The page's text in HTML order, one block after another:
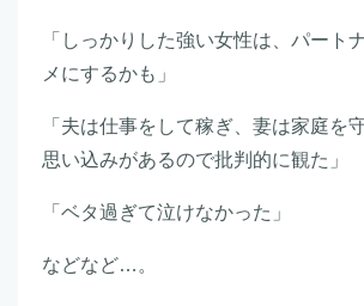
「しっかりした強い女性は、パート
メにするかも」
「夫は仕事をして稼ぎ、妻は家庭を
思い込みがあるので批判的に観た」
「ベタ過ぎて泣けなかった」
などなど…。